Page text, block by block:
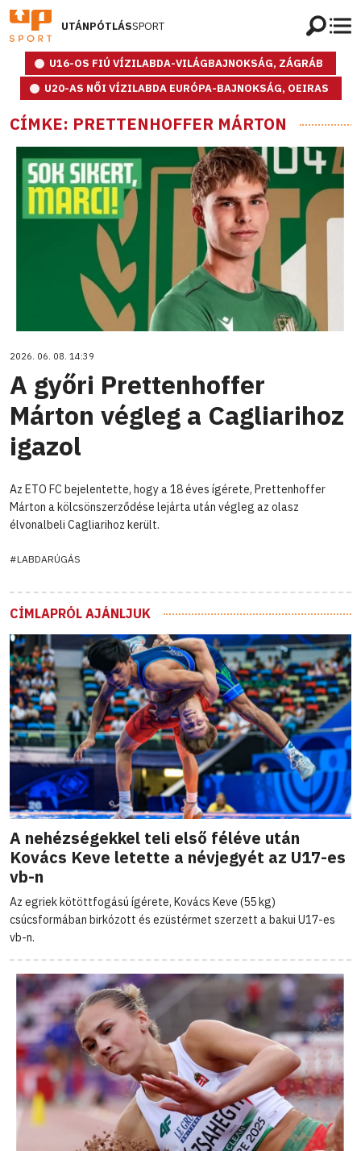
UTÁNPÓTLÁSSPORT
U16-OS FIÚ VÍZILABDA-VILÁGBAJNOKSÁG, ZÁGRÁB
U20-AS NŐI VÍZILABDA EURÓPA-BAJNOKSÁG, OEIRAS
CÍMKE: PRETTENHOFFER MÁRTON
2026. 06. 08. 14:39
A győri Prettenhoffer
Márton végleg a Cagliarihoz
igazol
Az ETO FC bejelentette, hogy a 18 éves ígérete, Prettenhoffer
Márton a kölcsönszerződése lejárta után végleg az olasz
élvonalbeli Cagliarihoz került.
#LABDARÚGÁS
CÍMLAPRÓL AJÁNLJUK
A nehézségekkel teli első féléve után
Kovács Keve letette a névjegyét az U17-es
vb-n
Az egriek kötöttfogású ígérete, Kovács Keve (55 kg)
csúcsformában birkózott és ezüstérmet szerzett a bakui U17-es
vb-n.